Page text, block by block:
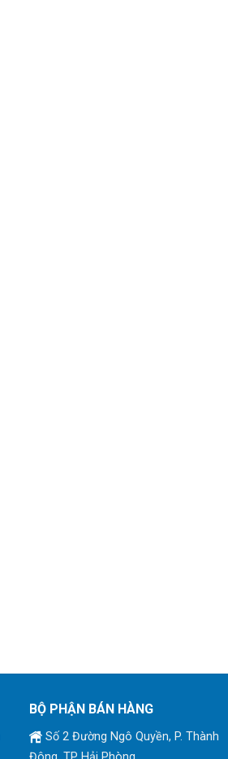
BỘ PHẬN BÁN HÀNG
Số 2 Đường Ngô Quyền, P. Thành